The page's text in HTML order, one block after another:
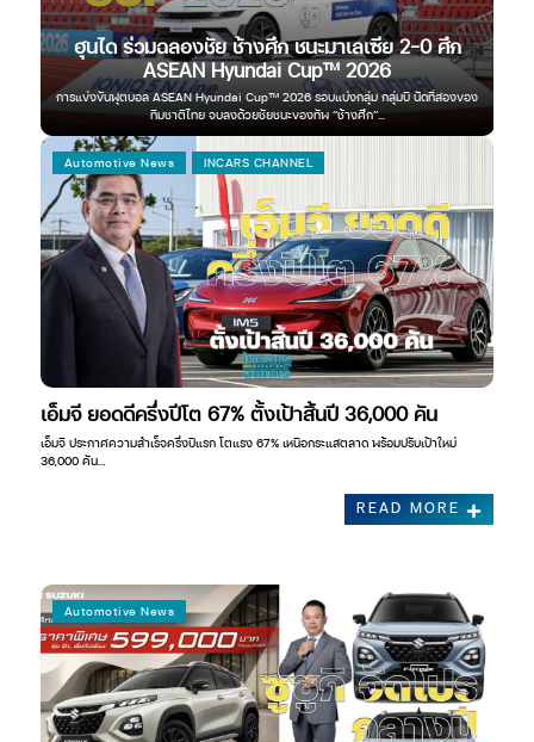
ฮุนได ร่วมฉลองชัย ช้างศึก ชนะมาเลเซีย 2-0 ศึก
ASEAN Hyundai Cup™ 2026
การแข่งขันฟุตบอล ASEAN Hyundai Cup™ 2026 รอบแบ่งกลุ่ม กลุ่มบี นัดที่สองของ
ทีมชาติไทย จบลงด้วยชัยชนะของทัพ “ช้างศึก”...
Automotive News INCARS CHANNEL
เอ็มจี ยอดดีครึ่งปีโต 67% ตั้งเป้าสิ้นปี 36,000 คัน
เอ็มจี ประกาศความสำเร็จครึ่งปีแรก โตแรง 67% เหนือกระแสตลาด พร้อมปรับเป้าใหม่
36,000 คัน…
READ MORE
Automotive News